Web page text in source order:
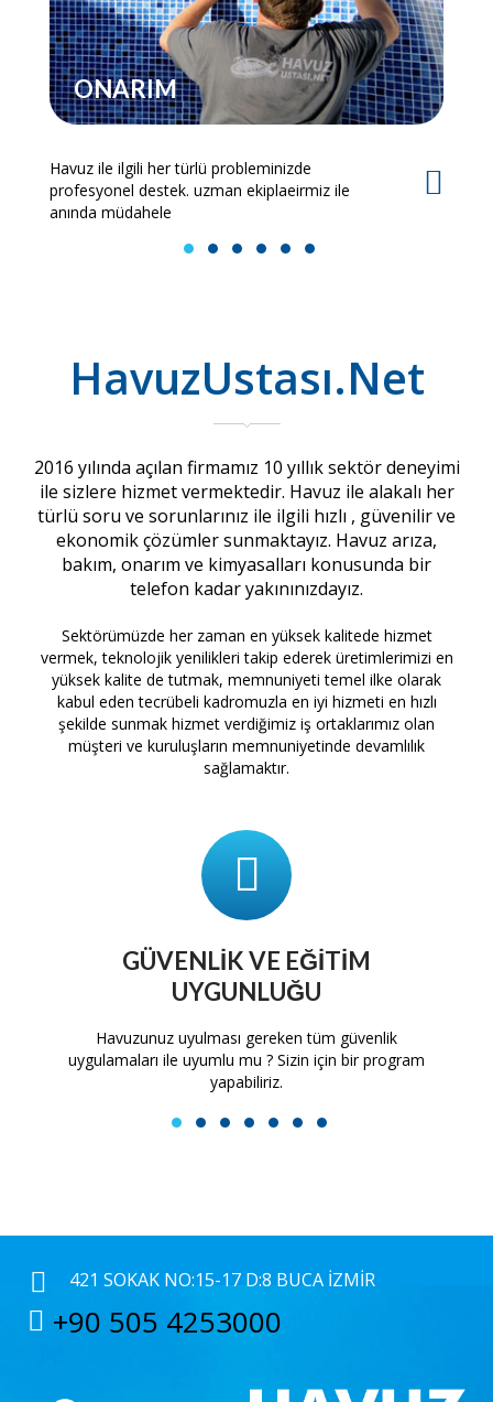
ONARIM
Havuz ile ilgili her türlü probleminizde
profesyonel destek. uzman ekiplaeirmiz ile
anında müdahele
1 2 3 4 5 6
HavuzUstası.Net
2016 yılında açılan firmamız 10 yıllık sektör deneyimi
ile sizlere hizmet vermektedir. Havuz ile alakalı her
türlü soru ve sorunlarınız ile ilgili hızlı , güvenilir ve
ekonomik çözümler sunmaktayız. Havuz arıza,
bakım, onarım ve kimyasalları konusunda bir
telefon kadar yakınınızdayız.
Sektörümüzde her zaman en yüksek kalitede hizmet
vermek, teknolojik yenilikleri takip ederek üretimlerimizi en
yüksek kalite de tutmak, memnuniyeti temel ilke olarak
kabul eden tecrübeli kadromuzla en iyi hizmeti en hızlı
şekilde sunmak hizmet verdiğimiz iş ortaklarımız olan
müşteri ve kuruluşların memnuniyetinde devamlılık
sağlamaktır.
GÜVENLIK VE EĞITIM
UYGUNLUĞU
Havuzunuz uyulması gereken tüm güvenlik
uygulamaları ile uyumlu mu ? Sizin için bir program
yapabiliriz.
1 2 3 4 5 6 7
421 SOKAK NO:15-17 D:8 BUCA İZMIR
+90 505 4253000